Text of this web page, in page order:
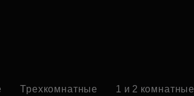
Трехкомнатные 1 и 2 комнатные